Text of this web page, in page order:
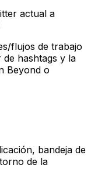
actual a
flujos de trabajo
de hashtags y la
Beyond o
bandeja de
de la